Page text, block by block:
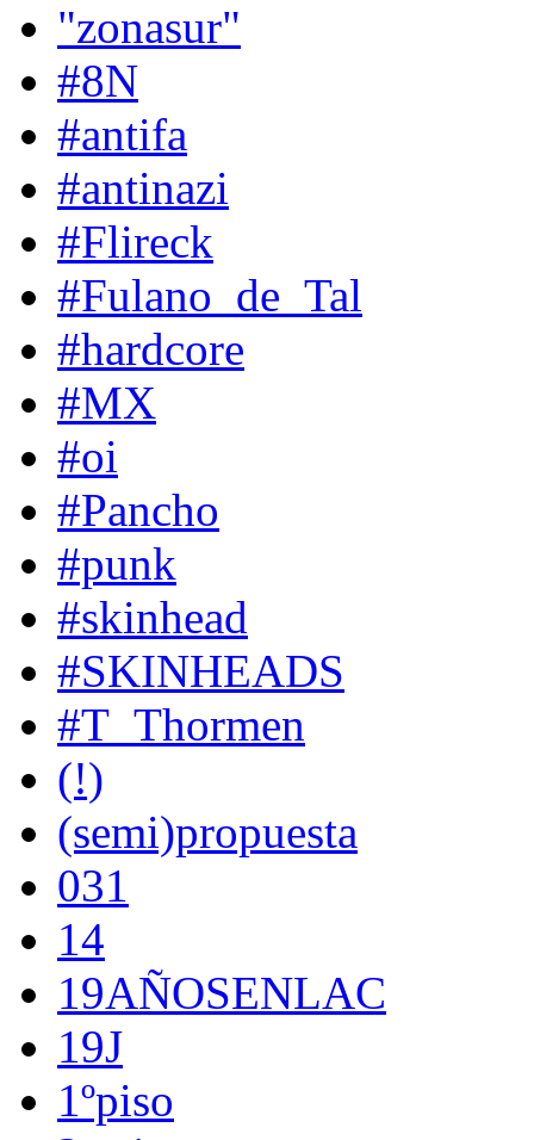
"zonasur"
#8N
#antifa
#antinazi
#Flireck
#Fulano_de_Tal
#hardcore
#MX
#oi
#Pancho
#punk
#skinhead
#SKINHEADS
#T_Thormen
(!)
(semi)propuesta
031
14
19AÑOSENLAC
19J
1ºpiso